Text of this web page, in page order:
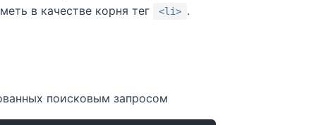
в качестве корня тег <li> .
поисковым запросом